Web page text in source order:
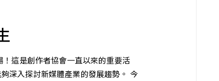
這是創作者協會一直以來的重要活
深入探討新媒體產業的發展趨勢。 今